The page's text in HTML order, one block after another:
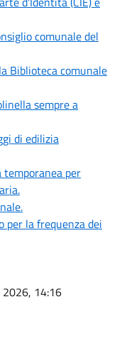
comunale del
Biblioteca comunale
sempre a
di edilizia
per
per la frequenza dei
14:16